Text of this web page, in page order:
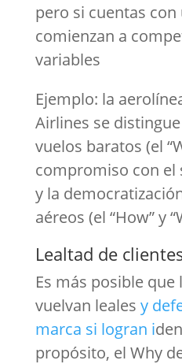
pero si cuentas con
comienzan a
variables
Ejemplo: la
Airlines se
vuelos baratos (el
compromiso con el
y la
aéreos (el “How” y
Lealtad de
Es más posible que
vuelvan leales y
marca si logran i
propósito, el Why